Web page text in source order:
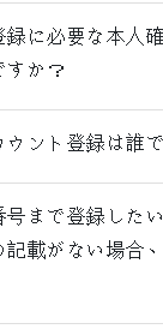
に必要な本人
か？
ウント登録は誰
まで登録した
載がない場合